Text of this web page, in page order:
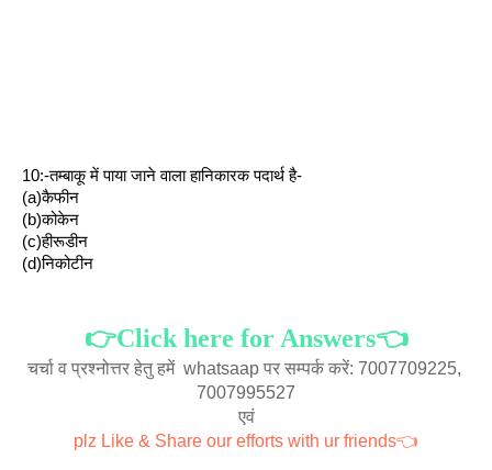
10:-तम्बाकू में पाया जाने वाला हानिकारक पदार्थ है-
(a)कैफीन
(b)कोकेन
(c)हीरूडीन
(d)निकोटीन
👉Click here for Answers👈
चर्चा व प्रश्नोत्तर हेतु हमें  whatsaap पर सम्पर्क करें: 7007709225,
7007995527
एवं
plz Like & Share our efforts with ur friends👈